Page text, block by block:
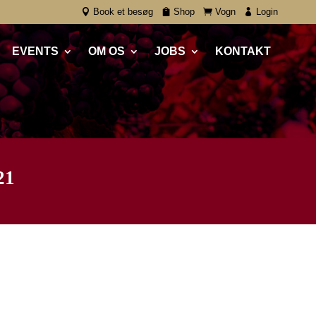
Book et besøg Shop Vogn Login
EVENTS OM OS JOBS KONTAKT